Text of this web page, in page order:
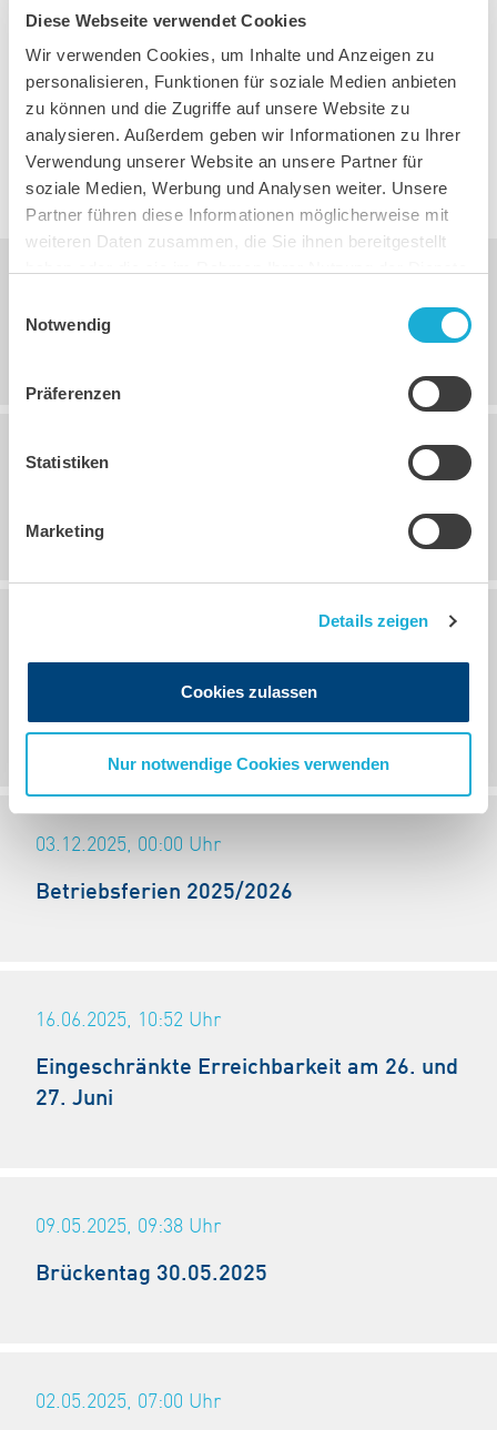
Diese Webseite verwendet Cookies
Wir verwenden Cookies, um Inhalte und Anzeigen zu
personalisieren, Funktionen für soziale Medien anbieten
zu können und die Zugriffe auf unsere Website zu
analysieren. Außerdem geben wir Informationen zu Ihrer
Verwendung unserer Website an unsere Partner für
soziale Medien, Werbung und Analysen weiter. Unsere
Partner führen diese Informationen möglicherweise mit
weiteren Daten zusammen, die Sie ihnen bereitgestellt
Notwendig
Präferenzen
Statistiken
Marketing
Details zeigen
Cookies zulassen
Nur notwendige Cookies verwenden
Rufen Sie uns an oder schreiben Sie uns
eine Nachricht. Wir melden uns bei Ihnen.
ZUR KONTAKT-SEITE
Neue Telefonzeiten
12.05.2026, 10:19
Hinweis zur Betriebsschließung am
09.01.2026
03.12.2025, 00:00 Uhr
Betriebsferien 2025/2026
16.06.2025, 10:52 Uhr
Eingeschränkte Erreichbarkeit am 26. und
27. Juni
09.05.2025, 09:38 Uhr
Brückentag 30.05.2025
02.05.2025, 07:00 Uhr